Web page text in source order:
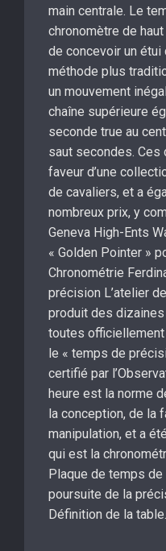
main centrale. Le
chronomètre de
de concevoir un étui
méthode plus
un mouvement
chaîne supérieure
seconde true au
saut secondes. Ces
faveur d’une
de cavaliers, et a
nombreux prix, y
Geneva High-Ents
« Golden Pointer »
Chronométrie
précision L’atelier
produit des dizaines
toutes
le « temps de
certifié par
heure est la norme
la conception, de la
manipulation, et a
qui est la
Plaque de temps
poursuite de la
Définition de la table.